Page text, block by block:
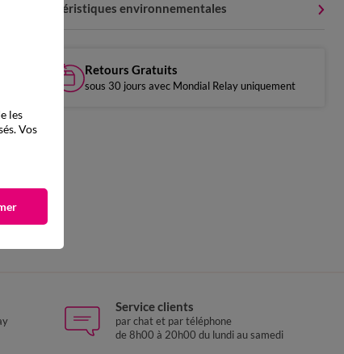
Caractéristiques environnementales
Retours Gratuits
sous 30 jours avec Mondial Relay uniquement
Service clients
par chat et par téléphone
de 8h00 à 20h00 du lundi au samedi
les
Vos